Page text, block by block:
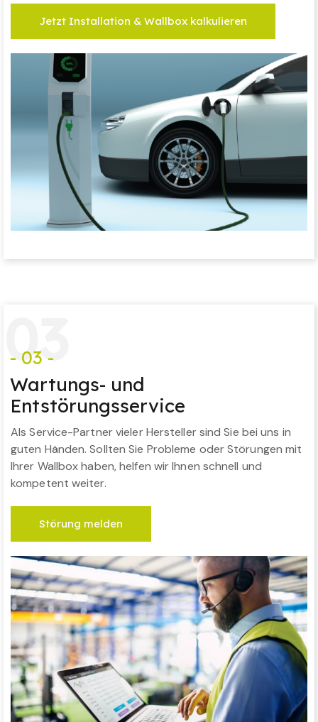
Jetzt Installation & Wallbox kalkulieren
03
- 03 -
Wartungs- und
Entstörungsservice
Als Service-Partner vieler Hersteller sind Sie bei uns in
guten Händen. Sollten Sie Probleme oder Störungen mit
Ihrer Wallbox haben, helfen wir Ihnen schnell und
kompetent weiter.
Störung melden